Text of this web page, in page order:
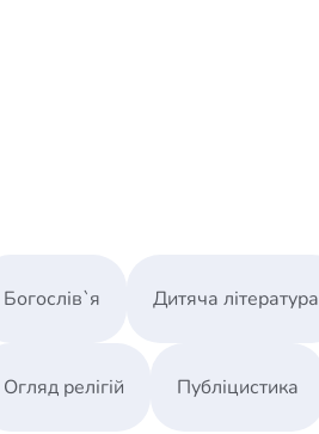
Богослів`я Дитяча література
Огляд релігій Публіцистика